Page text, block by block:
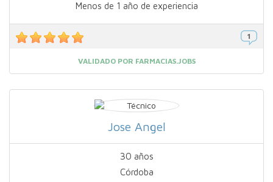
Menos de 1 año de experiencia
VALIDADO POR FARMACIAS.JOBS
Jose Angel
30 años
Córdoba